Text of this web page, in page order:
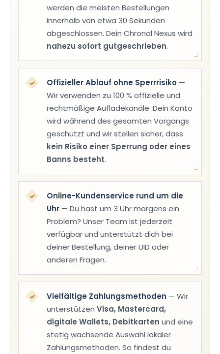
werden die meisten Bestellungen
innerhalb von etwa 30 Sekunden
abgeschlossen. Dein Chronal Nexus wird
nahezu sofort gutgeschrieben.
✓ Offizieller Ablauf ohne Sperrrisiko—
Wir verwenden zu 100 % offizielle und
rechtmäßige Aufladekanäle. Dein Konto
wird während des gesamten Vorgangs
geschützt und wir stellen sicher, dass
kein Risiko einer Sperrung oder eines
Banns besteht.
✓
Online-Kundenservice rund um die
Uhr— Du hast um 3 Uhr morgens ein
Problem? Unser Team ist jederzeit
verfügbar und unterstützt dich bei
deiner Bestellung, deiner UID oder
anderen Fragen.
✓ Vielfältige Zahlungsmethoden — Wir
unterstützen Visa, Mastercard,
digitale Wallets, Debitkarten und eine
stetig wachsende Auswahl lokaler
Zahlungsmethoden. So findest du